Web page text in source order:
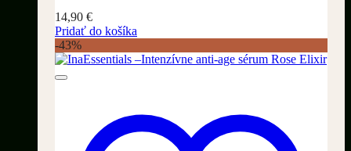
14,90 €
Pridať do košíka
-43%